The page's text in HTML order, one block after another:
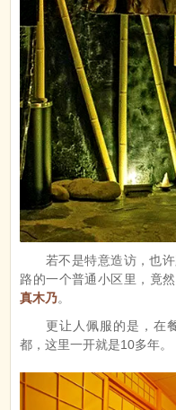
若不是特意造访，也
路的一个普通小区里，竟
真木乃。
更让人佩服的是，在
都，这里一开就是10多年。